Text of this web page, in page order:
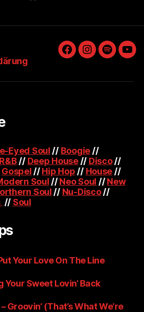
FacebookInstagram
Spotify
Eyed Soul // Boogie //
// Deep House// Disco//
Gospel //Hip Hop // House //
Soul //Neo Soul //New
Soul // Nu-Disco//
// Soul
Your Love On The Line
Your Sweet Lovin‘ Back
Groovin‘ (That’s What We’re